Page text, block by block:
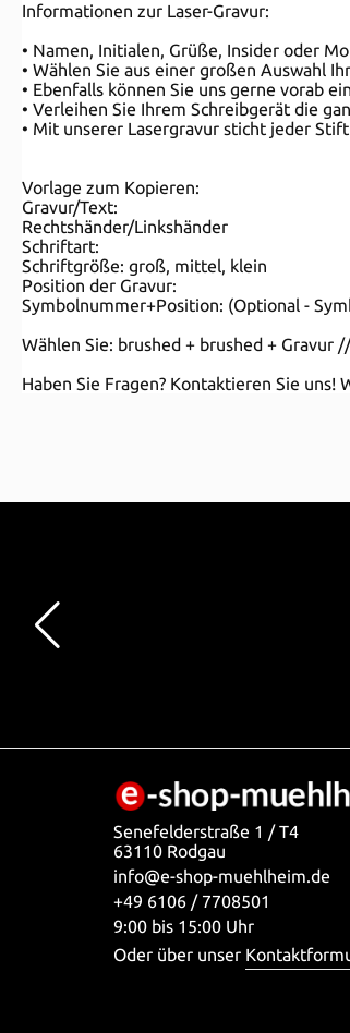
Informationen zur Laser-Gravur:
• Namen, Initialen, Grüße, Insider oder
• Wählen Sie aus einer großen Auswahl
• Ebenfalls können Sie uns gerne vorab
• Verleihen Sie Ihrem Schreibgerät die
• Mit unserer Lasergravur sticht jeder
Vorlage zum Kopieren:
Gravur/Text:
Rechtshänder/Linkshänder
Schriftart:
Schriftgröße: groß, mittel, klein
Position der Gravur:
Symbolnummer+Position: (Optional -
Wählen Sie: brushed + brushed + Gravur
Haben Sie Fragen? Kontaktieren Sie uns!
Senefelderstraße 1 / T4
63110 Rodgau
info@e-shop-muehlheim.de
+49 6106 / 7708501
9:00 bis 15:00 Uhr
Oder über unser